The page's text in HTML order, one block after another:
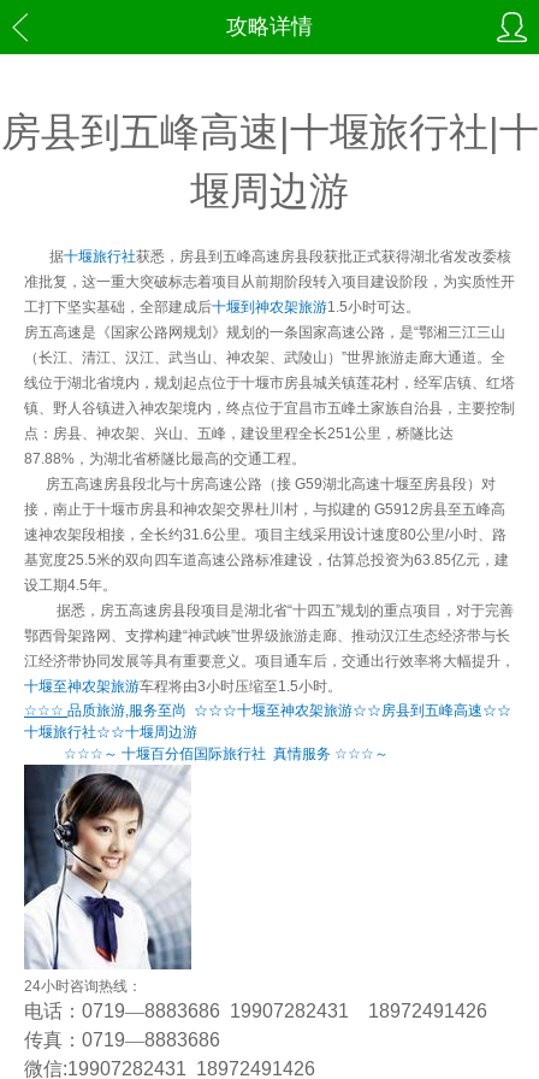
攻略详情
房县到五峰高速|十堰旅行社|十
堰周边游
据十堰旅行社获悉，房县到五峰高速房县段获批正式获得湖北省发改委核
准批复，这一重大突破标志着项目从前期阶段转入项目建设阶段，为实质性开
工打下坚实基础，全部建成后十堰到神农架旅游1.5小时可达。
房五高速是《国家公路网规划》规划的一条国家高速公路，是“鄂湘三江三山
（长江、清江、汉江、武当山、神农架、武陵山）”世界旅游走廊大通道。全
线位于湖北省境内，规划起点位于十堰市房县城关镇莲花村，经军店镇、红塔
镇、野人谷镇进入神农架境内，终点位于宜昌市五峰土家族自治县，主要控制
点： 房县、神农架、兴山、五峰， 建设里程全长251公里，桥隧比达
87.88%，为湖北省桥隧比最高的交通工程。
房五高速房县段北与十房高速公路（接 G59湖北高速十堰至房县段）对
接，南止于十堰市房县和神农架交界杜川村，与拟建的 G5912房县至五峰高
速神农架段相接，全长约31.6公里。项目主线采用设计速度80公里/小时、路
基宽度25.5米的双向四车道高速公路标准建设，估算总投资为63.85亿元，建
设工期4.5年。
据悉，房五高速房县段项目是湖北省“十四五”规划的重点项目，对于完善
鄂西骨架路网、支撑构建“神武峡”世界级旅游走廊、推动汉江生态经济带与长
江经济带协同发展等具有重要意义。项目通车后，交通出行效率将大幅提升，
十堰至神农架旅游车程将由3小时压缩至1.5小时。
☆☆☆ 品质旅游,服务至尚 ☆☆☆十堰至神农架旅游☆☆房县到五峰高速☆☆
十堰旅行社☆☆十堰周边游
☆☆☆～ 十堰百分佰国际旅行社 真情服务 ☆☆☆～
24小时咨询热线：
电话： 0719—8883686 19907282431 18972491426
传真： 0719—8883686
微信:19907282431 18972491426